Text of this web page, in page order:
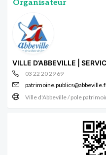
Organisateur
VILLE D’ABBEVILLE |
03 22 20 29 69
Ville d'Abbeville / pole